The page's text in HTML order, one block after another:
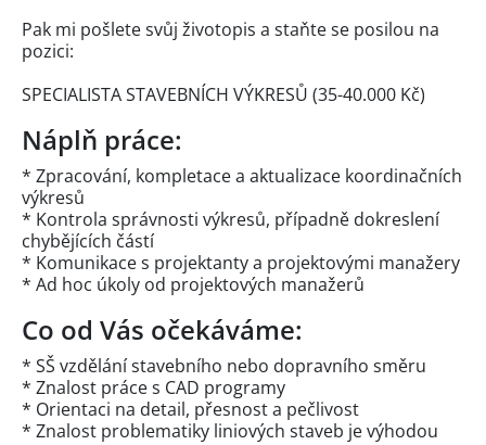
Pak mi pošlete svůj životopis a staňte se posilou na
pozici:
SPECIALISTA STAVEBNÍCH VÝKRESŮ (35-40.000 Kč)
Náplň práce:
* Zpracování, kompletace a aktualizace koordinačních
výkresů
* Kontrola správnosti výkresů, případně dokreslení
chybějících částí
* Komunikace s projektanty a projektovými manažery
* Ad hoc úkoly od projektových manažerů
Co od Vás očekáváme:
* SŠ vzdělání stavebního nebo dopravního směru
* Znalost práce s CAD programy
* Orientaci na detail, přesnost a pečlivost
* Znalost problematiky liniových staveb je výhodou